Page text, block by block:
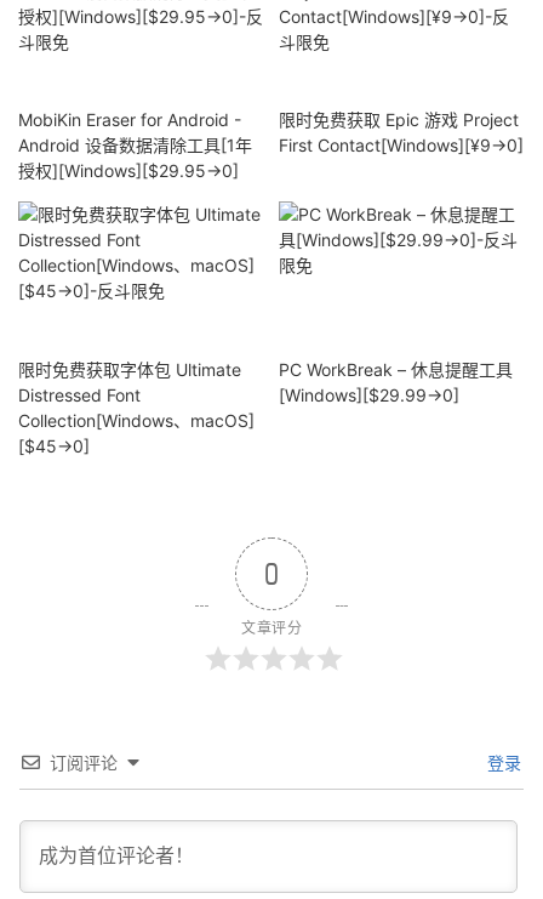
MobiKin Eraser for Android -
Android 设备数据清除工具[1年
授权][Windows][$29.95→0]
限时免费获取 Epic 游戏 Project
First Contact[Windows][¥9→0]
限时免费获取字体包 Ultimate
Distressed Font
Collection[Windows、macOS]
[$45→0]
PC WorkBreak – 休息提醒工具
[Windows][$29.99→0]
0
文章评分
订阅评论 登录